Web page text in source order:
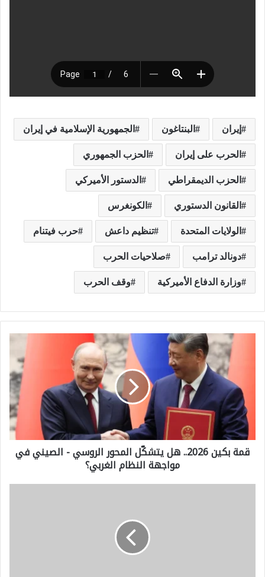
إيران البنتاغون الجمهورية الإسلامية في إيران
الحرب على إيران الحزب الجمهوري
الحزب الديمقراطي الدستور الأميركي
القانون الدستوري الكونغرس
الولايات المتحدة تنظيم داعش حرب فيتنام
دونالد ترامب صلاحيات الحرب
وزارة الدفاع الأميركية وقف الحرب
0
قمة بكين 2026.. هل يتشكّل المحور الروسي - الصيني في
مواجهة النظام الغربي؟